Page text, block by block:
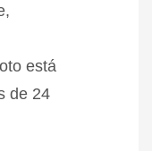
está
de 24